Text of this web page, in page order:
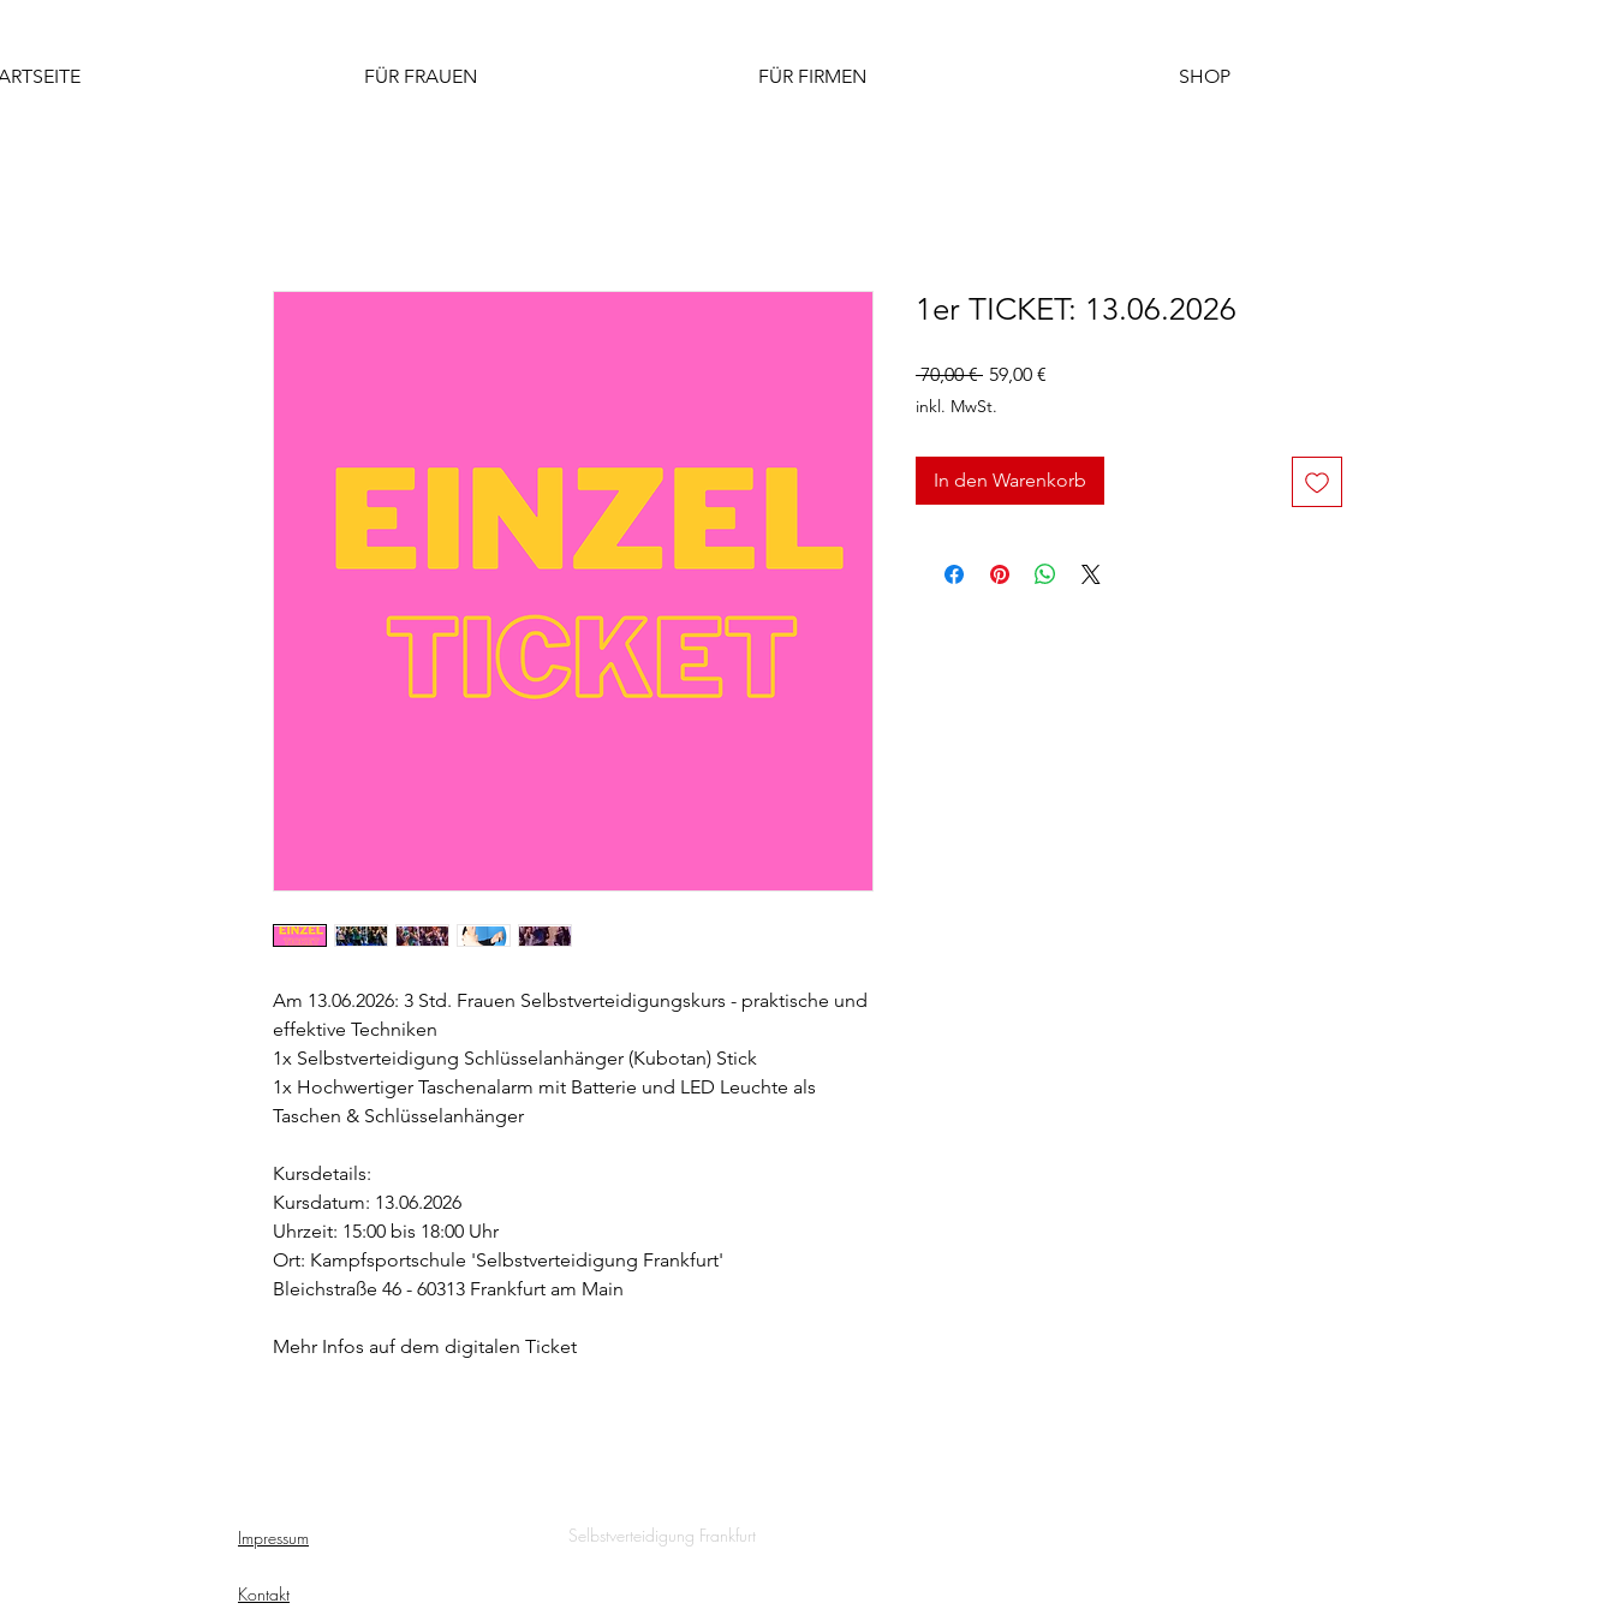
FÜR FRAUEN FÜR FIRMEN SHOP
Am 13.06.2026: 3 Std. Frauen Selbstverteidigungskurs - praktische und
effektive Techniken
​1x Selbstverteidigung Schlüsselanhänger (Kubotan) Stick
1x Hochwertiger Taschenalarm mit Batterie und LED Leuchte als
Taschen & Schlüsselanhänger
Kursdetails:
Kursdatum: 13.06.2026
Uhrzeit: 15:00 bis 18:00 Uhr
Ort: Kampfsportschule 'Selbstverteidigung Frankfurt'
Bleichstraße 46 - 60313 Frankfurt am Main
Mehr Infos auf dem digitalen Ticket
1er TICKET: 13.06.2026
70,00 € Standardpreis
59,00 €
inkl. MwSt.
In den Warenkorb
Impressum Selbstverteidigung Frankfurt
Kontakt